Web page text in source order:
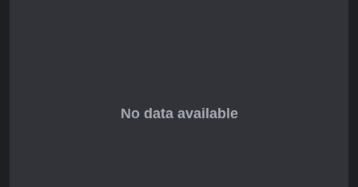
jeden błąd kończy rozgrywkę na stałe, zwiększając